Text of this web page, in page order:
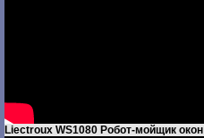
Liectroux WS1080 Робот-мойщик окон